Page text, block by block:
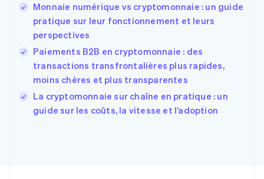
Monnaie numérique vs cryptomonnaie : un guide
pratique sur leur fonctionnement et leurs
perspectives
Paiements B2B en cryptomonnaie : des
transactions transfrontalières plus rapides,
moins chères et plus transparentes
La cryptomonnaie sur chaîne en pratique : un
guide sur les coûts, la vitesse et l’adoption
États-Unis
English Español简体中文
Finlande
English Svenska
FrançaisEnglish
Gibraltar
English
Grèce
English